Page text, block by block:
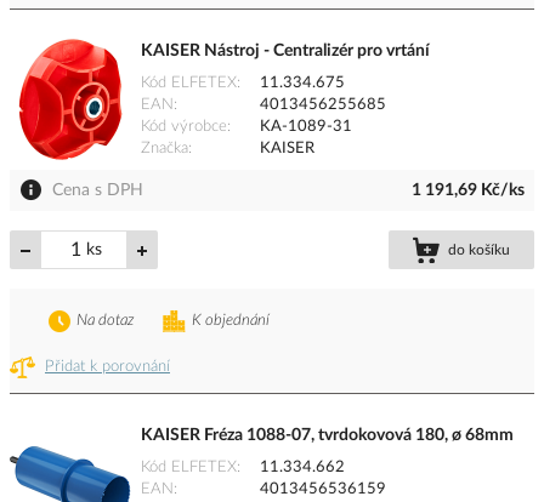
KAISER Nástroj - Centralizér pro vrtání
Kód ELFETEX
11.334.675
EAN
4013456255685
Kód výrobce
KA-1089-31
Značka
KAISER
Cena s DPH 1 191,69 Kč/ks
ks do košíku
Přidat k porovnání
K objednání
Na dotaz
KAISER Fréza 1088-07, tvrdokovová 180, ø 68mm
Kód ELFETEX
11.334.662
EAN
4013456536159